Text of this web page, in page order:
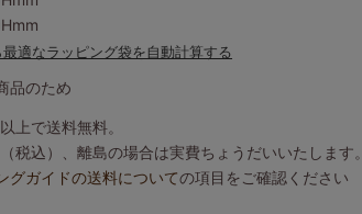
適なラッピング袋を自動計算する
品のため
上で送料無料。
税込）、離島の場合は実費ちょうだいいたします。
グガイドの送料についての項目をご確認ください